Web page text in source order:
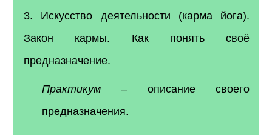
3. Искусство деятельности (карма йога).
Закон кармы. Как понять своё
предназначение.
Практикум
– описание своего
предназначения.